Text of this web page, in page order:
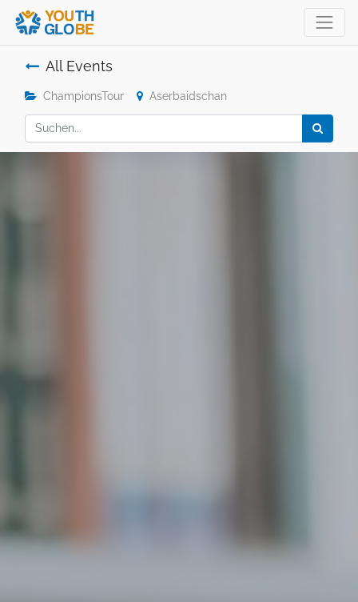
All Events
ChampionsTour Aserbaidschan